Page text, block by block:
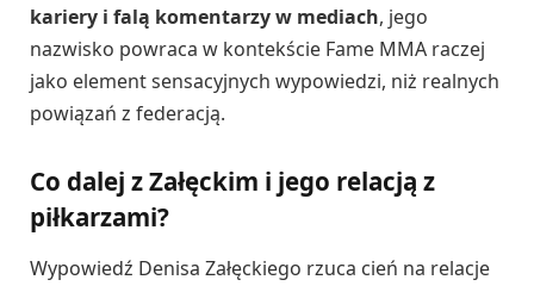
kariery i falą komentarzy w mediach, jego
nazwisko powraca w kontekście Fame MMA raczej
jako element sensacyjnych wypowiedzi, niż realnych
powiązań z federacją.
Co dalej z Załęckim i jego relacją z
piłkarzami?
Wypowiedź Denisa Załęckiego rzuca cień na relacje